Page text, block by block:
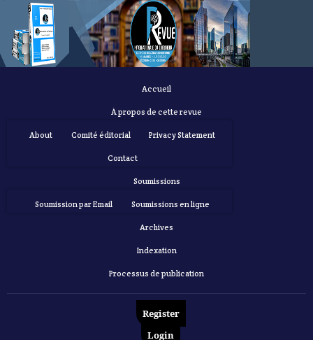
Accueil
À propos de cette revue
About Comité éditorial Privacy Statement
Contact
Soumissions
Soumission par Email Soumissions en ligne
Archives
Indexation
Processus de publication
Register
Login